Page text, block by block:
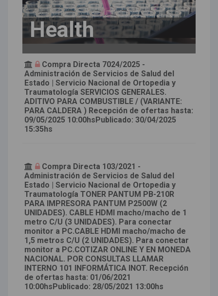
Health
Compra Directa 7024/2025 -
Administración de Servicios de Salud del
Estado | Servicio Nacional de Ortopedia y
Traumatología SERVICIOS GENERALES.
ADITIVO PARA COMBUSTIBLE / (VARIANTE:
PARA CALDERA ) Recepción de ofertas hasta:
09/05/2025 10:00hsPublicado: 30/04/2025
15:35hs
Compra Directa 103/2021 -
Administración de Servicios de Salud del
Estado | Servicio Nacional de Ortopedia y
Traumatología TONER PANTUM PB-210R
PARA IMPRESORA PANTUM P2500W (2
UNIDADES). CABLE HDMI macho/macho de 1
metro C/U (3 UNIDADES). Para conectar
monitor a PC.CABLE HDMI macho/macho de
1,5 metros C/U (2 UNIDADES). Para conectar
monitor a PC.COTIZAR ONLINE Y EN MONEDA
NACIONAL. POR CONSULTAS LLAMAR
INTERNO 101 INFORMÁTICA INOT. Recepción
de ofertas hasta: 01/06/2021
10:00hsPublicado: 28/05/2021 13:00hs